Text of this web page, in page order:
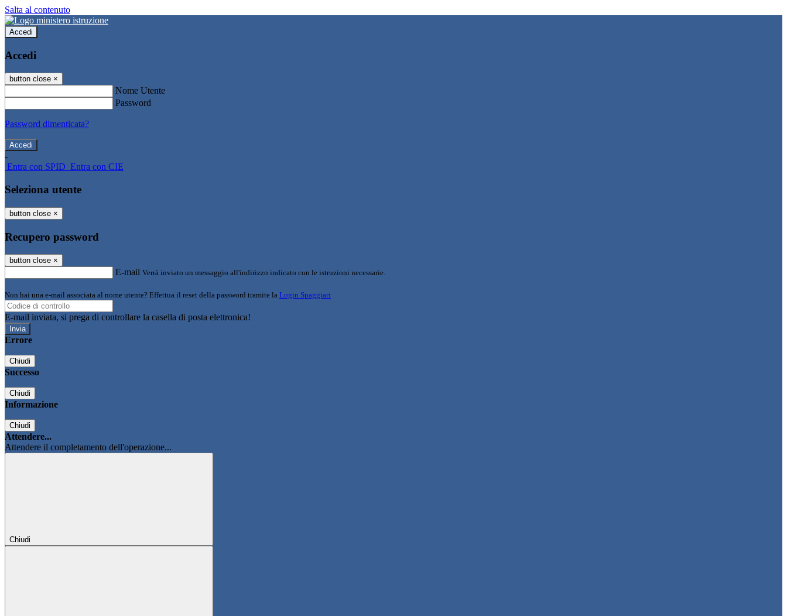
Salta al contenuto
Accedi
Accedi
button close ×
Nome Utente
Password
Password dimenticata?
-
Entra con SPID Entra con CIE
Seleziona utente
button close ×
Recupero password
button close ×
E-mail Verrà inviato un messaggio all'indirizzo indicato con le istruzioni necessarie.
Non hai una e-mail associata al nome utente? Effettua il reset della password tramite la Login Spaggiari
E-mail inviata, si prega di controllare la casella di posta elettronica!
Errore
Chiudi
Successo
Chiudi
Informazione
Chiudi
Attendere...
Attendere il completamento dell'operazione...
Chiudi